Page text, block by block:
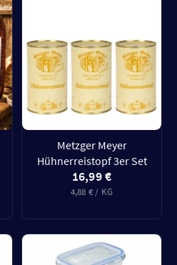
Metzger Meyer
Hühnerreistopf 3er Set
16,99 €
4,88 € / KG